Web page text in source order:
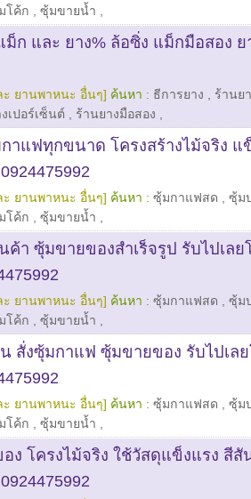
โค้ก ซุ้มขายน้ำ
ม็ก และ ยาง% ล้อซิ่ง แม็กมือสอง
ยานพาหนะ อื่นๆ] ค้นหา : ธีการยาง
ร้านย
เปอร์เซ็นต์
ร้านยางมือสอง
าแฟทุกขนาด โครงสร้างไม้จริง แ
ยานพาหนะ อื่นๆ] ค้นหา : ซุ้มกาแฟสด
ซุ้ม
โค้ก ซุ้มขายน้ำ
ค้า ซุ้มขายของสำเร็จรูป รับไปเล
ยานพาหนะ อื่นๆ] ค้นหา : ซุ้มกาแฟสด
ซุ้ม
โค้ก ซุ้มขายน้ำ
สั่งซุ้มกาแฟ ซุ้มขายของ รับไปเล
ยานพาหนะ อื่นๆ] ค้นหา : ซุ้มกาแฟสด
ซุ้ม
โค้ก ซุ้มขายน้ำ
ง โครงไม้จริง ใช้วัสดุแข็งแรง สีสั